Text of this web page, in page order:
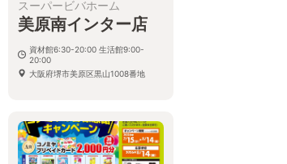
スーパービバホーム
美原南インター店
資材館6:30-20:00 生活館9:00-
20:00
大阪府堺市美原区黒山1008番地